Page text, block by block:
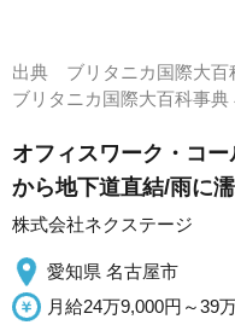
出典 ブリタニカ国際大
ブリタニカ国際大百科事
オフィスワーク・コ
から地下道直結/雨に
株式会社ネクステージ
愛知県 名古屋市
月給24万9,000円～39